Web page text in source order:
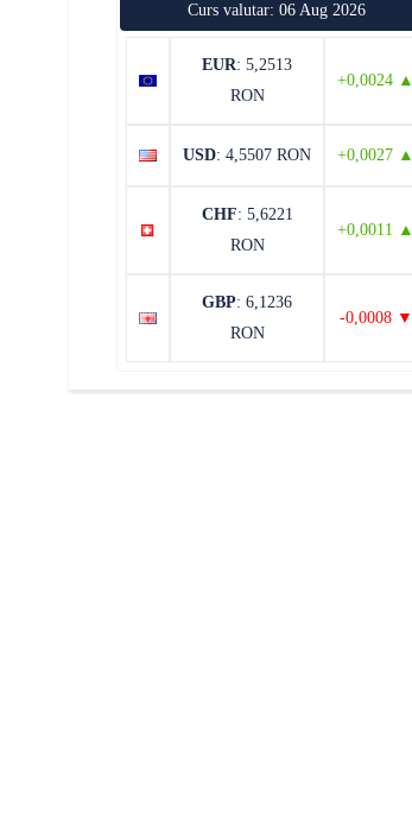
Curs valutar: 06 Aug 2026
EUR: 5,2513
RON
+0,0024 ▲
USD: 4,5507 RON +0,0027 ▲
CHF: 5,6221
RON
+0,0011 ▲
GBP: 6,1236
RON
-0,0008 ▼